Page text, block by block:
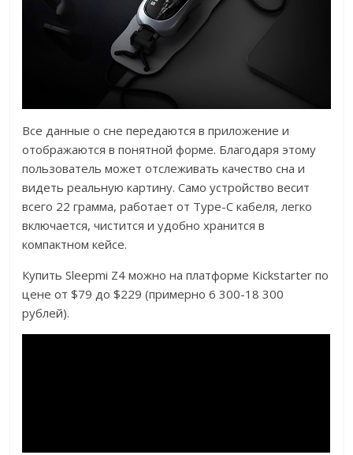
Все данные о сне передаются в приложение и
отображаются в понятной форме. Благодаря этому
пользователь может отслеживать качество сна и
видеть реальную картину. Само устройство весит
всего 22 грамма, работает от Type-C кабеля, легко
включается, чистится и удобно хранится в
компактном кейсе.
Купить Sleepmi Z4 можно на платформе Kickstarter по
цене от $79 до $229 (примерно 6 300-18 300
рублей).